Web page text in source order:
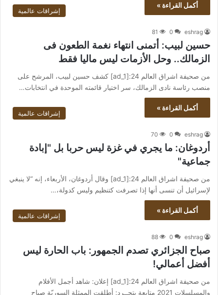
أكمل القراءة »
إشراقات عالمية
eshrag
0
81
حسين لبيب: أتمنى انتهاء نغمة الطعون فى
الزمالك.. وحل الأزمات ليس ماليا فقط
من صحيفة اشراق العالم 24:[ad_1] كشف حسين لبيب، المرشح على
منصب رئاسة نادى الزمالك، سر اختيار قائمته الموحدة في انتخابات…
أكمل القراءة »
إشراقات عالمية
eshrag
0
70
أردوغان: ما يجري في غزة ليس حربا بل "إبادة
جماعية"
من صحيفة اشراق العالم 24:[ad_1] وقال أردوغان، الأربعاء، إنه “لا ينبغي
لإسرائيل أن تنسى أنها إذا تصرفت كتنظيم وليس كدولة،…
أكمل القراءة »
إشراقات عالمية
eshrag
0
88
صباح الجزائري تصدم الجمهور: باب الحارة ليس
أفضل أعمالي!
من صحيفة اشراق العالم 24:[ad_1] إعلان: شاهد أجمل الأفلام
والمسلسلات 2021 متابعة بتجــرد: أطلقت الممثلة السوريّة صباح